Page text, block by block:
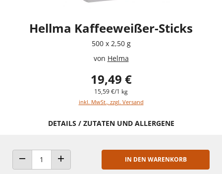
Hellma Kaffeeweißer-Sticks
500 x 2,50 g
von Helma
19,49 €
15,59 €/1 kg
inkl. MwSt., zzgl. Versand
DETAILS / ZUTATEN UND ALLERGENE
ANZAHL VERRINGERNANZAHL ERHÖHEN
IN DEN WARENKORB